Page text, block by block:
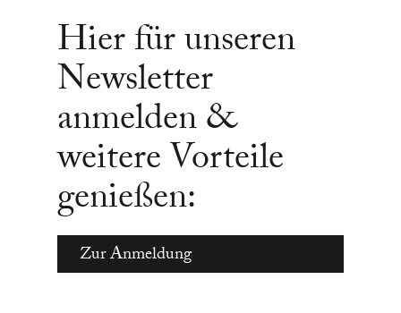
Hier für unseren
Newsletter
anmelden &
weitere Vorteile
genießen:
Zur Anmeldung